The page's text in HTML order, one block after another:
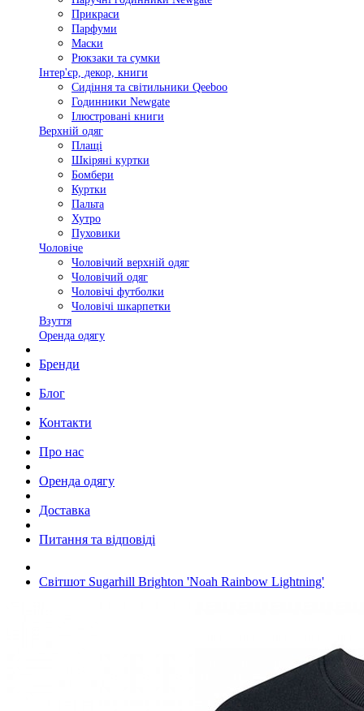
Прикраси
Парфуми
Маски
Рюкзаки та сумки
Інтер'єр, декор, книги
Сидіння та світильники Qeeboo
Годинники Newgate
Ілюстровані книги
Верхній одяг
Плащі
Шкіряні куртки
Бомбери
Куртки
Пальта
Хутро
Пуховики
Чоловіче
Чоловічий верхній одяг
Чоловічий одяг
Чоловічі футболки
Чоловічі шкарпетки
Взуття
Оренда одягу
Бренди
Блог
Контакти
Про нас
Оренда одягу
Доставка
Питання та відповіді
Світшот Sugarhill Brighton 'Noah Rainbow Lightning'